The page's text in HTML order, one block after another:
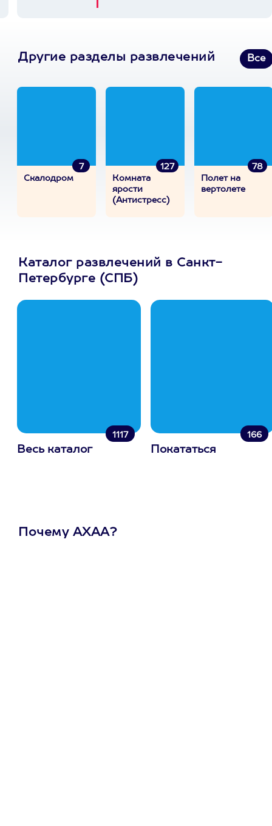
Другие разделы развлечений Все
7
Скалодром
127
Комната
ярости
(Антистресс)
78
Полет на
вертолете
Каталог развлечений в Санкт-
Петербурге (СПБ)
1117
Весь каталог
166
Покататься
Почему АХАА?